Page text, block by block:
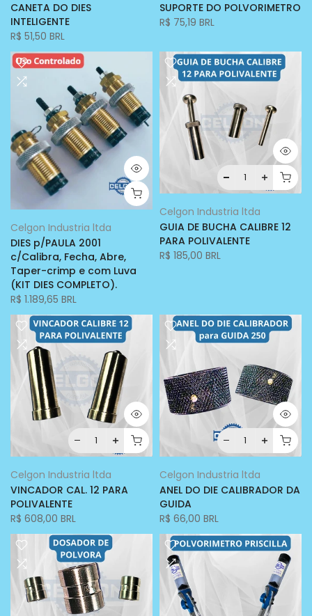
CANETA DO DIES
INTELIGENTE
R$ 51,50 BRL
SUPORTE DO POLVORIMETRO
R$ 75,19 BRL
Celgon Industria ltda
DIES p/PAULA 2001
c/Calibra, Fecha, Abre,
Taper-crimp e com Luva
(KIT DIES COMPLETO).
R$ 1.189,65 BRL
Celgon Industria ltda
GUIA DE BUCHA CALIBRE 12
PARA POLIVALENTE
R$ 185,00 BRL
Celgon Industria ltda
VINCADOR CAL. 12 PARA
POLIVALENTE
R$ 608,00 BRL
Celgon Industria ltda
ANEL DO DIE CALIBRADOR DA
GUIDA
R$ 66,00 BRL